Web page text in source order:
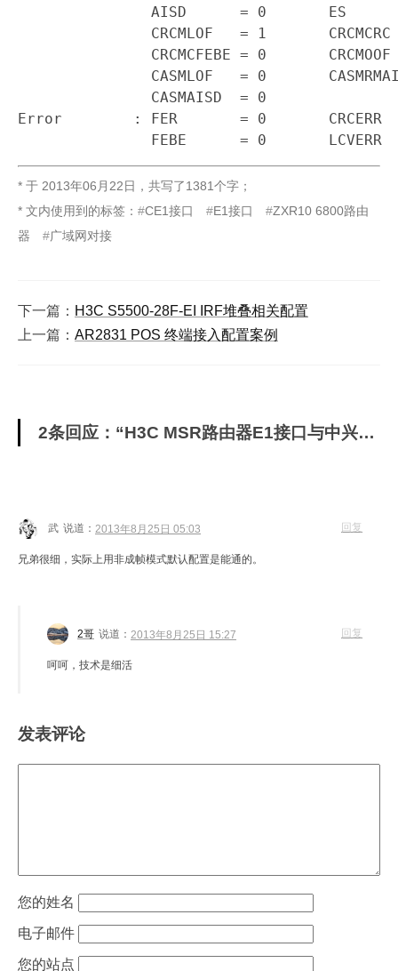
AISD      = 0       ES
CRCMLOF   = 1       CRCMCRC
CRCMCFEBE = 0       CRCMOOF
CASMLOF   = 0
               CASMAISD  = 0
Error        : FER       = 0       CRCERR
FEBE      = 0       LCVERR
* 于 2013年06月22日 ， 共写了1381个字 ；
* 文内使用到的标签：
CE1接口 E1接口
ZXR10 6800路由
器
广域网对接
下一篇： H3C S5500-28F-EI IRF堆叠相关配置
上一篇： AR2831 POS 终端接入配置案例
2条回应：“H3C MSR路由器E1接口与中兴ZXR10 6800路由器CE1接口做广域网对接案例”
武 说道： 2013年8月25日 05:03
兄弟很细，实际上用非成帧模式默认配置是能通的。
回复
2哥 说道： 2013年8月25日 15:27
呵呵，技术是细活
回复
发表评论
姓名
电子邮件
站点